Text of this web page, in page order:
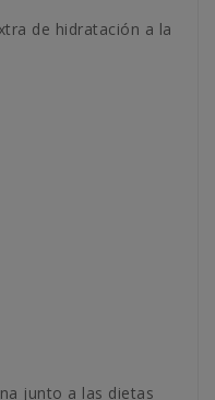
de hidratación a la
junto a las dietas